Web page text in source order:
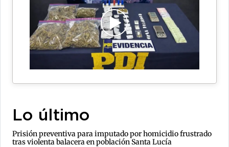
Lo último
Prisión preventiva para imputado por homicidio frustrado
tras violenta balacera en población Santa Lucía